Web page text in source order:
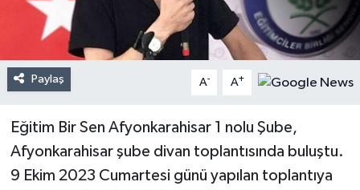
Paylaş A- A+
Eğitim Bir Sen Afyonkarahisar 1 nolu Şube,
Afyonkarahisar şube divan toplantısında buluştu.
9 Ekim 2023 Cumartesi günü yapılan toplantıya